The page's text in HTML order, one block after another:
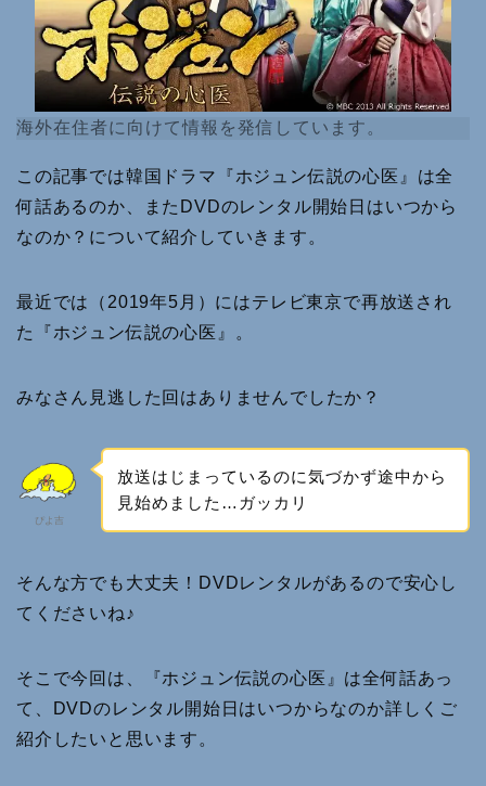
海外在住者に向けて情報を発信しています。
この記事では韓国ドラマ『ホジュン伝説の心医』は全
何話あるのか、またDVDのレンタル開始日はいつから
なのか？について紹介していきます。
最近では（2019年5月）にはテレビ東京で再放送され
た『ホジュン伝説の心医』。
みなさん見逃した回はありませんでしたか？
ぴよ吉
放送はじまっているのに気づかず途中から
見始めました…ガッカリ
そんな方でも大丈夫！DVDレンタルがあるので安心し
てくださいね♪
そこで今回は、『ホジュン伝説の心医』は全何話あっ
て、DVDのレンタル開始日はいつからなのか詳しくご
紹介したいと思います。